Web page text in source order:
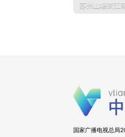
苏州山塘街江
国家广播电视总局